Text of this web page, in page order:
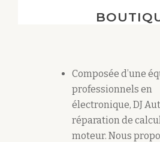
Composée d’une
professionnels en
électronique, DJ
réparation de
moteur. Nous